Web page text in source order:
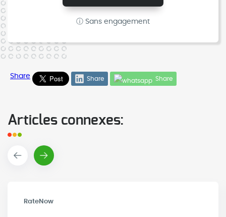
commentaires clients, la tablette.
ⓘ Sans engagement
Share Share Share
Articles connexes:
RateNow